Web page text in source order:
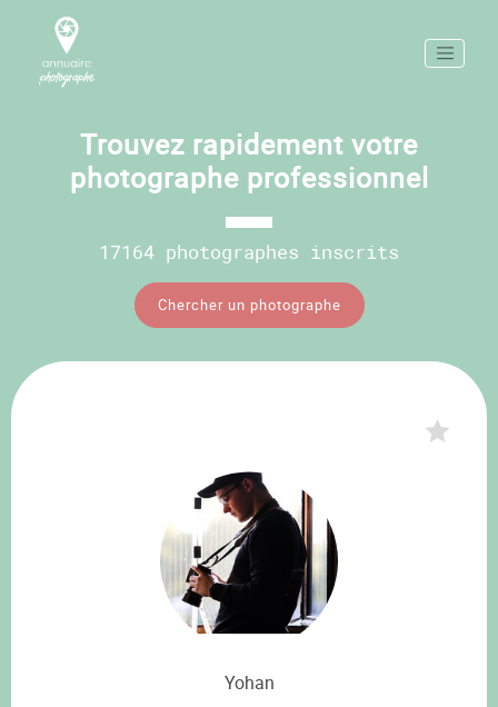
Trouvez rapidement votre
photographe professionnel
17164 photographes inscrits
Chercher un photographe
Yohan